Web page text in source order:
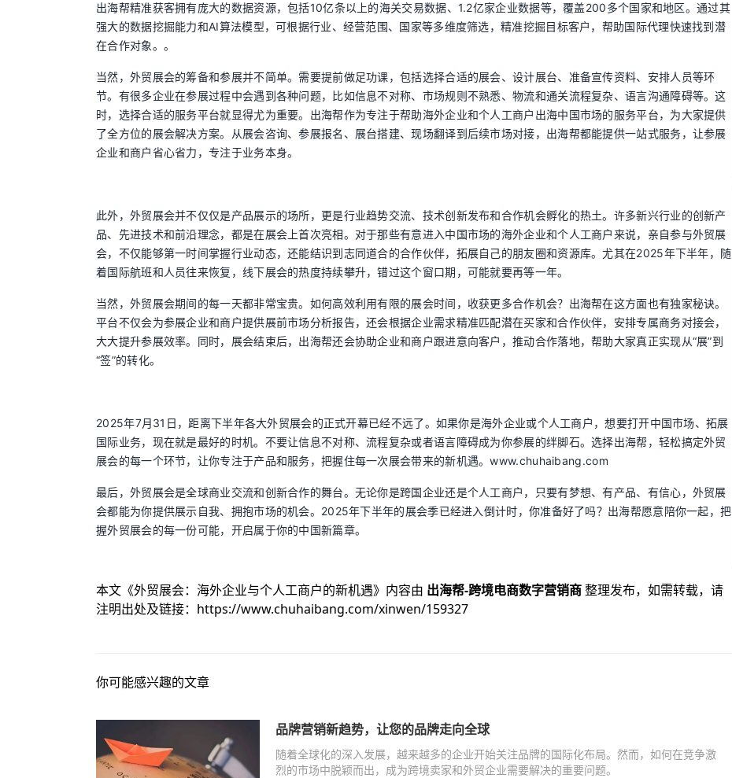
出海帮精准获客拥有庞大的数据资源，包括10亿条以上的海关交易数据、1.2亿家企业数据等，覆盖200多个国家和地区。通过其
强大的数据挖掘能力和AI算法模型，可根据行业、经营范围、国家等多维度筛选，精准挖掘目标客户，帮助国际代理快速找到潜
在合作对象。。
当然，外贸展会的筹备和参展并不简单。需要提前做足功课，包括选择合适的展会、设计展台、准备宣传资料、安排人员等环
节。有很多企业在参展过程中会遇到各种问题，比如信息不对称、市场规则不熟悉、物流和通关流程复杂、语言沟通障碍等。这
时，选择合适的服务平台就显得尤为重要。出海帮作为专注于帮助海外企业和个人工商户出海中国市场的服务平台，为大家提供
了全方位的展会解决方案。从展会咨询、参展报名、展台搭建、现场翻译到后续市场对接，出海帮都能提供一站式服务，让参展
企业和商户省心省力，专注于业务本身。
此外，外贸展会并不仅仅是产品展示的场所，更是行业趋势交流、技术创新发布和合作机会孵化的热土。许多新兴行业的创新产
品、先进技术和前沿理念，都是在展会上首次亮相。对于那些有意进入中国市场的海外企业和个人工商户来说，亲自参与外贸展
会，不仅能够第一时间掌握行业动态，还能结识到志同道合的合作伙伴，拓展自己的朋友圈和资源库。尤其在2025年下半年，随
着国际航班和人员往来恢复，线下展会的热度持续攀升，错过这个窗口期，可能就要再等一年。
当然，外贸展会期间的每一天都非常宝贵。如何高效利用有限的展会时间，收获更多合作机会？出海帮在这方面也有独家秘诀。
平台不仅会为参展企业和商户提供展前市场分析报告，还会根据企业需求精准匹配潜在买家和合作伙伴，安排专属商务对接会，
大大提升参展效率。同时，展会结束后，出海帮还会协助企业和商户跟进意向客户，推动合作落地，帮助大家真正实现从“展”到
“签”的转化。
2025年7月31日，距离下半年各大外贸展会的正式开幕已经不远了。如果你是海外企业或个人工商户，想要打开中国市场、拓展
国际业务，现在就是最好的时机。不要让信息不对称、流程复杂或者语言障碍成为你参展的绊脚石。选择出海帮，轻松搞定外贸
展会的每一个环节，让你专注于产品和服务，把握住每一次展会带来的新机遇。www.chuhaibang.com
最后，外贸展会是全球商业交流和创新合作的舞台。无论你是跨国企业还是个人工商户，只要有梦想、有产品、有信心，外贸展
会都能为你提供展示自我、拥抱市场的机会。2025年下半年的展会季已经进入倒计时，你准备好了吗？出海帮愿意陪你一起，把
握外贸展会的每一份可能，开启属于你的中国新篇章。
本文《外贸展会：海外企业与个人工商户的新机遇》内容由 出海帮-跨境电商数字营销商整理发布，如需转载，请
注明出处及链接： https://www.chuhaibang.com/xinwen/159327
你可能感兴趣的文章
品牌营销新趋势，让您的品牌走向全球
随着全球化的深入发展，越来越多的企业开始关注品牌的国际化布局。然而，如何在竞争激
烈的市场中脱颖而出，成为跨境卖家和外贸企业需要解决的重要问题。